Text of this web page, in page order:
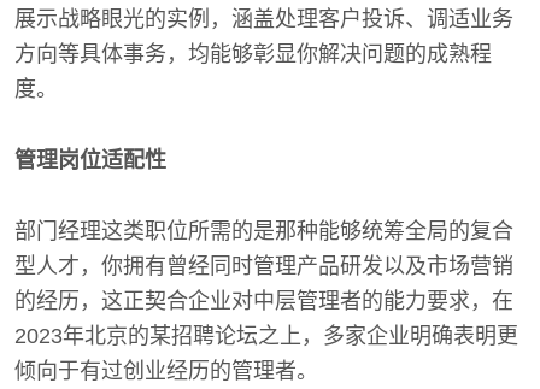
展示战略眼光的实例，涵盖处理客户投诉、调适业务
方向等具体事务，均能够彰显你解决问题的成熟程
度。
管理岗位适配性
部门经理这类职位所需的是那种能够统筹全局的复合
型人才，你拥有曾经同时管理产品研发以及市场营销
的经历，这正契合企业对中层管理者的能力要求，在
2023年北京的某招聘论坛之上，多家企业明确表明更
倾向于有过创业经历的管理者。